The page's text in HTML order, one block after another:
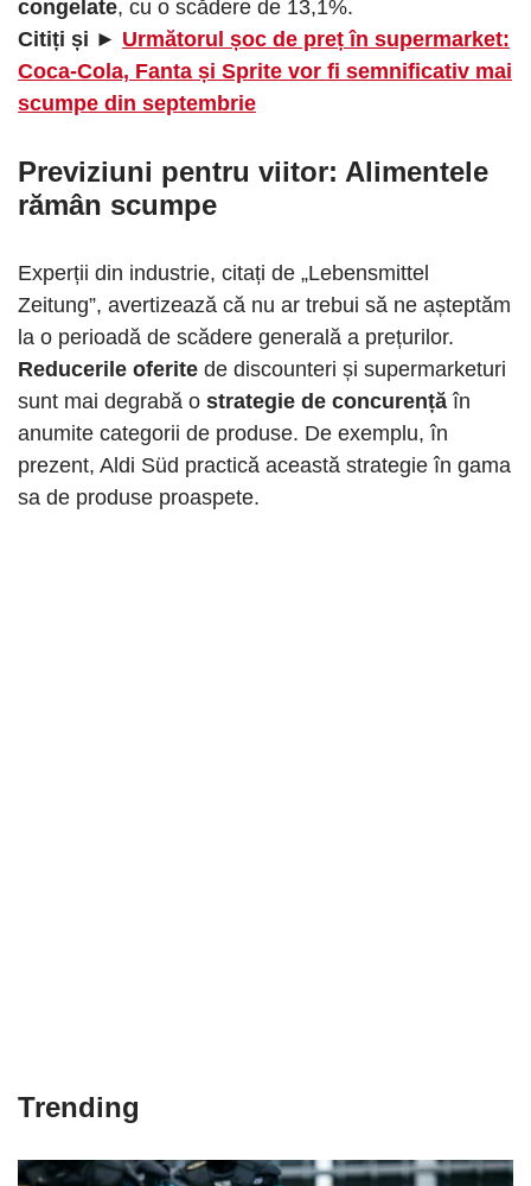
congelate, cu o scădere de 13,1%.
Citiți și ► Următorul șoc de preț în supermarket:
Coca-Cola, Fanta și Sprite vor fi semnificativ mai
scumpe din septembrie
Previziuni pentru viitor: Alimentele
rămân scumpe
Experții din industrie, citați de „Lebensmittel
Zeitung”, avertizează că nu ar trebui să ne așteptăm
la o perioadă de scădere generală a prețurilor.
Reducerile oferite de discounteri și supermarketuri
sunt mai degrabă o strategie de concurență în
anumite categorii de produse. De exemplu, în
prezent, Aldi Süd practică această strategie în gama
sa de produse proaspete.
Trending